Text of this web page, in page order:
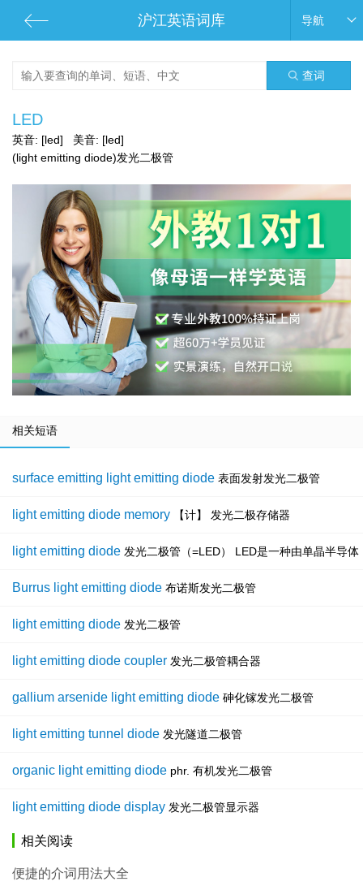
沪江英语词库 导航
查词
LED
英音: [led] 美音: [led]
(light emitting diode)发光二极管
相关短语
surface emitting light emitting diode 表面发射发光二极管
light emitting diode memory 【计】 发光二极存储器
light emitting diode 发光二极管（=LED） LED是一种由单晶半导
Burrus light emitting diode 布诺斯发光二极管
light emitting diode 发光二极管
light emitting diode coupler 发光二极管耦合器
gallium arsenide light emitting diode 砷化镓发光二极管
light emitting tunnel diode 发光隧道二极管
organic light emitting diode phr. 有机发光二极管
light emitting diode display 发光二极管显示器
相关阅读
便捷的介词用法大全